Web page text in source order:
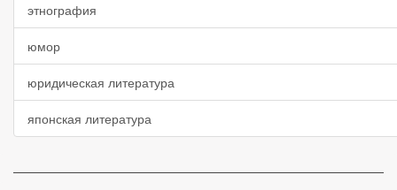
этнография
юмор
юридическая литература
японская литература